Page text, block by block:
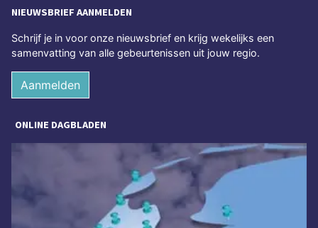
NIEUWSBRIEF AANMELDEN
Schrijf je in voor onze nieuwsbrief en krijg wekelijks een
samenvatting van alle gebeurtenissen uit jouw regio.
Aanmelden
ONLINE DAGBLADEN